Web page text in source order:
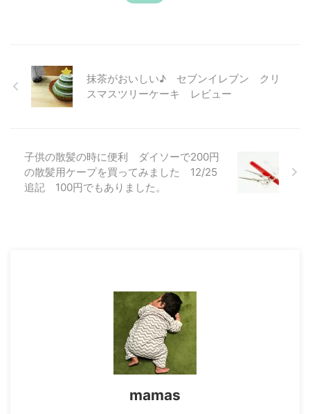
抹茶がおいしい♪ セブンイレブン クリ
スマスツリーケーキ レビュー
子供の散髪の時に便利 ダイソーで200円
の散髪用ケープを買ってみました 12/25
追記 100円でもありました。
mamas